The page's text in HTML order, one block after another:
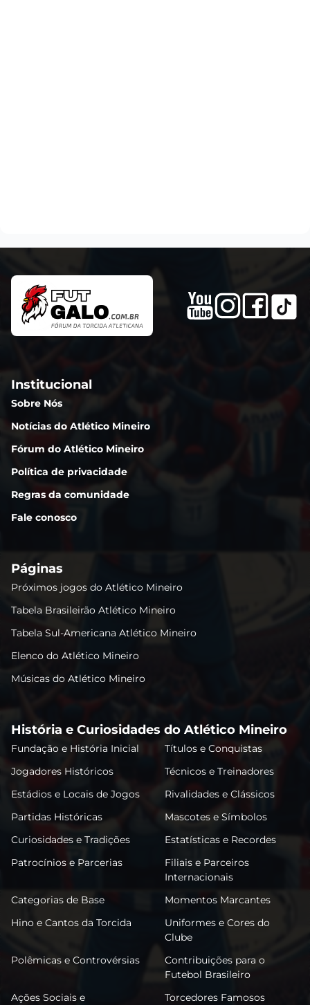
Institucional
Sobre Nós
Notícias do Atlético Mineiro
Fórum do Atlético Mineiro
Política de privacidade
Regras da comunidade
Fale conosco
Páginas
Próximos jogos do Atlético Mineiro
Tabela Brasileirão Atlético Mineiro
Tabela Sul-Americana Atlético Mineiro
Elenco do Atlético Mineiro
Músicas do Atlético Mineiro
História e Curiosidades do Atlético Mineiro
Fundação e História Inicial
Títulos e Conquistas
Jogadores Históricos
Técnicos e Treinadores
Estádios e Locais de Jogos
Rivalidades e Clássicos
Partidas Históricas
Mascotes e Símbolos
Curiosidades e Tradições
Estatísticas e Recordes
Patrocínios e Parcerias
Filiais e Parceiros
Internacionais
Categorias de Base
Momentos Marcantes
Hino e Cantos da Torcida
Uniformes e Cores do
Clube
Polêmicas e Controvérsias
Contribuições para o
Futebol Brasileiro
Ações Sociais e
Torcedores Famosos